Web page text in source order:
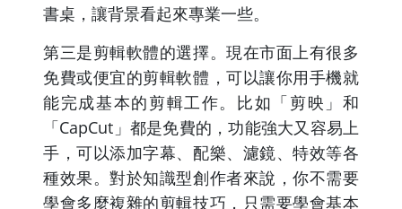
書桌，讓背景看起來專業一些。
第三是剪輯軟體的選擇。現在市面上有很多
免費或便宜的剪輯軟體，可以讓你用手機就
能完成基本的剪輯工作。比如「剪映」和
「CapCut」都是免費的，功能強大又容易上
手，可以添加字幕、配樂、濾鏡、特效等各
種效果。對於知識型創作者來說，你不需要
學會多麼複雜的剪輯技巧，只需要學會基本